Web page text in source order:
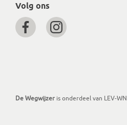
Volg ons
De Wegwijzer is onderdeel van LEV-WN